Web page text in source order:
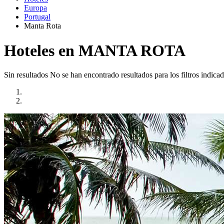
Europa
Portugal
Manta Rota
Hoteles en MANTA ROTA
Sin resultados No se han encontrado resultados para los filtros